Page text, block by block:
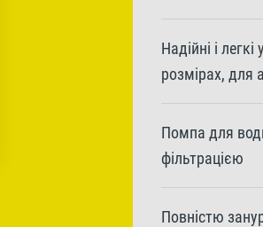
Надійні і
розмірах, для
Помпа для
фільтрацією
Повністю